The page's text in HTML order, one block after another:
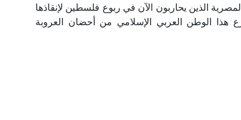
الذين ‏يحاربون الآن في ربوع فلسطين ‏لإنقاذها
هذا الوطن ‏العربي الإسلامي من أحضان العروبة